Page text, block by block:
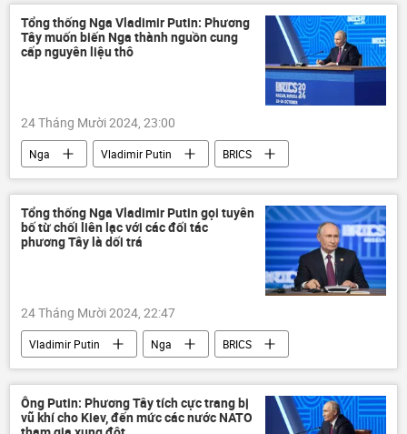
Anh
Thế giới
Chính trị
NATO
Châu Âu phương Tây
Tổng thống Nga Vladimir Putin: Phương
Tây muốn biến Nga thành nguồn cung
cấp nguyên liệu thô
24 Tháng Mười 2024, 23:00
Nga Vladimir Putin
BRICS
phương Tây
Hội nghị thượng đỉnh BRICS tại Kazan 2024
Thế giới
Chính trị
Tổng thống Nga Vladimir Putin gọi tuyên
bố từ chối liên lạc với các đối tác
phương Tây là dối trá
24 Tháng Mười 2024, 22:47
Vladimir Putin Nga
BRICS
phương Tây
Hội nghị thượng đỉnh BRICS tại Kazan 2024
Thế giới
Chính trị
Donald Trump
Ông Putin: Phương Tây tích cực trang bị
vũ khí cho Kiev, đến mức các nước NATO